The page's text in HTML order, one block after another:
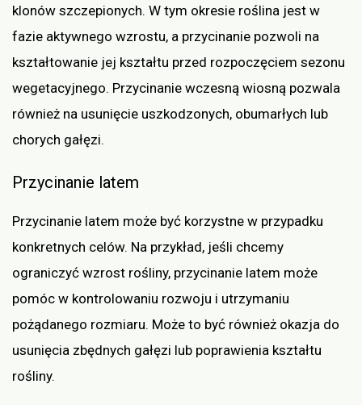
klonów szczepionych. W tym okresie roślina jest w
fazie aktywnego wzrostu, a przycinanie pozwoli na
kształtowanie jej kształtu przed rozpoczęciem sezonu
wegetacyjnego. Przycinanie wczesną wiosną pozwala
również na usunięcie uszkodzonych, obumarłych lub
chorych gałęzi.
Przycinanie latem
Przycinanie latem może być korzystne w przypadku
konkretnych celów. Na przykład, jeśli chcemy
ograniczyć wzrost rośliny, przycinanie latem może
pomóc w kontrolowaniu rozwoju i utrzymaniu
pożądanego rozmiaru. Może to być również okazja do
usunięcia zbędnych gałęzi lub poprawienia kształtu
rośliny.